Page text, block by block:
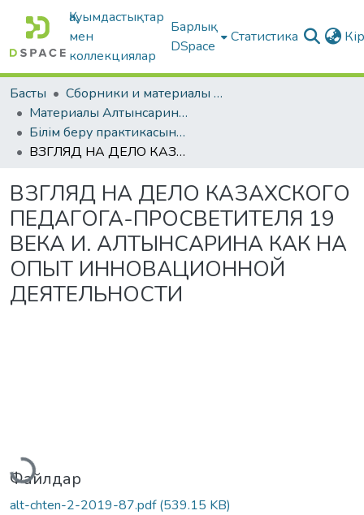
Қауымдастықтар
мен
коллекциялар
Барлық
DSpace
Статистика
Басты
Сборники и материалы конференций
Материалы Алтынсаринских педагогических чтений
Білім беру практикасының сапасын жоғарылатудың өзекті мәселелері | «Актуальные проблемы повышения качества образовательной практики».
ВЗГЛЯД НА ДЕЛО КАЗАХСКОГО ПЕДАГОГА-ПРОСВЕТИТЕЛЯ 19 ВЕКА И. АЛТЫНСАРИНА КАК НА ОПЫТ ИННОВАЦИОННОЙ ДЕЯТЕЛЬНОСТИ
ВЗГЛЯД НА ДЕЛО КАЗАХСКОГО
ПЕДАГОГА-ПРОСВЕТИТЕЛЯ 19
ВЕКА И. АЛТЫНСАРИНА КАК НА
ОПЫТ ИННОВАЦИОННОЙ
ДЕЯТЕЛЬНОСТИ
Жүктеу...
Файлдар
alt-chten-2-2019-87.pdf(539.15 KB)